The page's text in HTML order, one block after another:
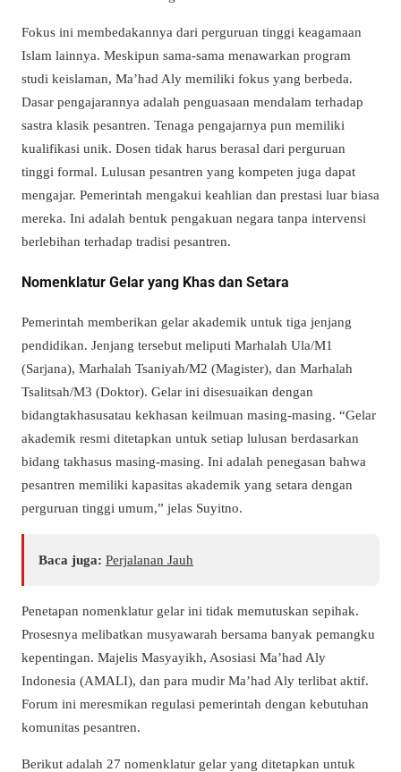
Fokus ini membedakannya dari perguruan tinggi keagamaan
Islam lainnya. Meskipun sama-sama menawarkan program
studi keislaman, Ma’had Aly memiliki fokus yang berbeda.
Dasar pengajarannya adalah penguasaan mendalam terhadap
sastra klasik pesantren. Tenaga pengajarnya pun memiliki
kualifikasi unik. Dosen tidak harus berasal dari perguruan
tinggi formal. Lulusan pesantren yang kompeten juga dapat
mengajar. Pemerintah mengakui keahlian dan prestasi luar biasa
mereka. Ini adalah bentuk pengakuan negara tanpa intervensi
berlebihan terhadap tradisi pesantren.
Nomenklatur Gelar yang Khas dan Setara
Pemerintah memberikan gelar akademik untuk tiga jenjang
pendidikan. Jenjang tersebut meliputi Marhalah Ula/M1
(Sarjana), Marhalah Tsaniyah/M2 (Magister), dan Marhalah
Tsalitsah/M3 (Doktor). Gelar ini disesuaikan dengan
bidangtakhasusatau kekhasan keilmuan masing-masing. “Gelar
akademik resmi ditetapkan untuk setiap lulusan berdasarkan
bidang takhasus masing-masing. Ini adalah penegasan bahwa
pesantren memiliki kapasitas akademik yang setara dengan
perguruan tinggi umum,” jelas Suyitno.
Baca juga: Perjalanan Jauh
Penetapan nomenklatur gelar ini tidak memutuskan sepihak.
Prosesnya melibatkan musyawarah bersama banyak pemangku
kepentingan. Majelis Masyayikh, Asosiasi Ma’had Aly
Indonesia (AMALI), dan para mudir Ma’had Aly terlibat aktif.
Forum ini meresmikan regulasi pemerintah dengan kebutuhan
komunitas pesantren.
Berikut adalah 27 nomenklatur gelar yang ditetapkan untuk